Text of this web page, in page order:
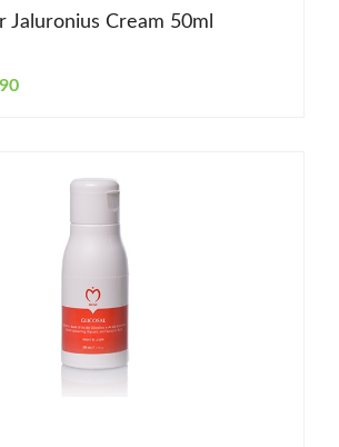
Jaluronius Cream 50ml